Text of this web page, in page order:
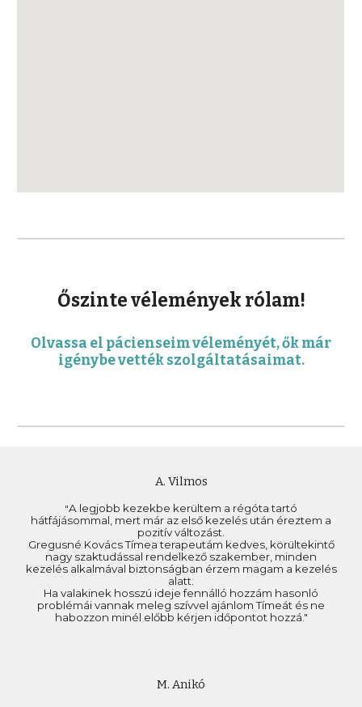
Őszinte vélemények rólam!
Olvassa el pácienseim véleményét, ők már
igénybe vették szolgáltatásaimat.
A. Vilmos
"A legjobb kezekbe kerültem a régóta tartó
hátfájásommal, mert már az első kezelés után éreztem a
pozitív változást.
Gregusné Kovács Tímea terapeutám kedves, körültekintő
nagy szaktudással rendelkező szakember, minden
kezelés alkalmával biztonságban érzem magam a kezelés
alatt.
Ha valakinek hosszú ideje fennálló hozzám hasonló
problémái vannak meleg szívvel ajánlom Tímeát és ne
habozzon minél előbb kérjen időpontot hozzá."
M. Anikó